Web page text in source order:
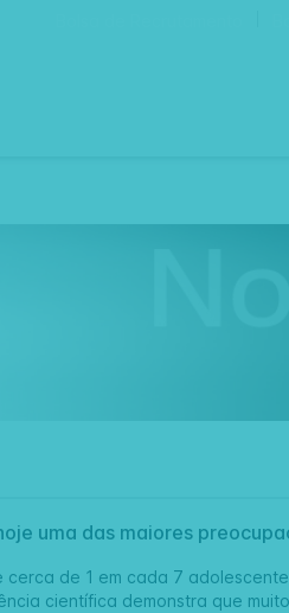
uma das maiores
cerca de 1 em cada 7
científica demonstra que